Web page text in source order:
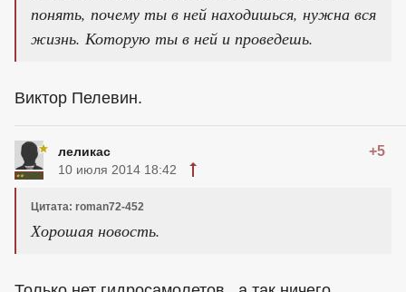
понять, почему ты в ней находишься, нужна вся
жизнь. Которую ты в ней и проведешь.
Виктор Пелевин.
леликас +5
10 июля 2014 18:42
Цитата: roman72-452
Хорошая новость.